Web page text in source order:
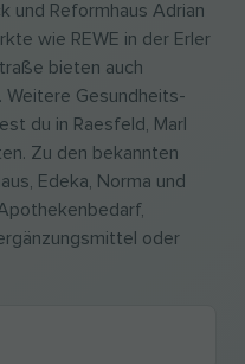
und Reformhaus Adrian
wie REWE in der Erler
bieten auch
Weitere Gesundheits-
du in Raesfeld, Marl
Zu den bekannten
Edeka, Norma und
oder